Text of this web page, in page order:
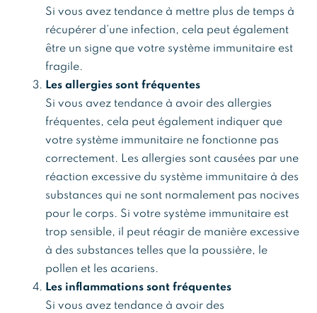
Si vous avez tendance à mettre plus de temps à
récupérer d’une infection, cela peut également
être un signe que votre système immunitaire est
fragile.
Les allergies sont fréquentes
Si vous avez tendance à avoir des allergies
fréquentes, cela peut également indiquer que
votre système immunitaire ne fonctionne pas
correctement. Les allergies sont causées par une
réaction excessive du système immunitaire à des
substances qui ne sont normalement pas nocives
pour le corps. Si votre système immunitaire est
trop sensible, il peut réagir de manière excessive
à des substances telles que la poussière, le
pollen et les acariens.
Les inflammations sont fréquentes
Si vous avez tendance à avoir des